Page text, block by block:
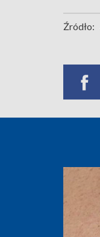
Źródło: